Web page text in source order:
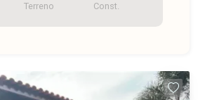
Terreno Const.